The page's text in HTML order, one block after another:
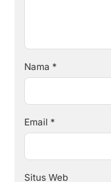
Nama *
Email *
Situs Web